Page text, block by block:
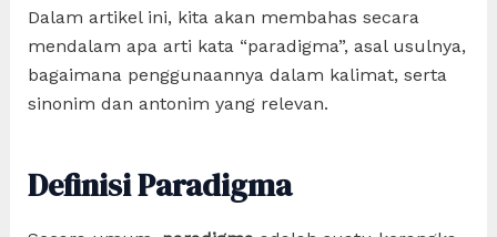
Dalam artikel ini, kita akan membahas secara
mendalam apa arti kata “paradigma”, asal usulnya,
bagaimana penggunaannya dalam kalimat, serta
sinonim dan antonim yang relevan.
Definisi Paradigma